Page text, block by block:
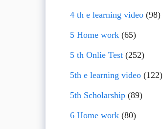
4 th e learning video(98)
5 Home work(65)
5 th Onlie Test(252)
5th e learning video(122)
5th Scholarship(89)
6 Home work(80)